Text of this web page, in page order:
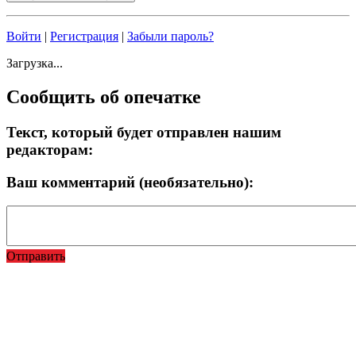
Войти | Регистрация | Забыли пароль?
Загрузка...
Сообщить об опечатке
Текст, который будет отправлен нашим
редакторам:
Ваш комментарий (необязательно):
Отправить